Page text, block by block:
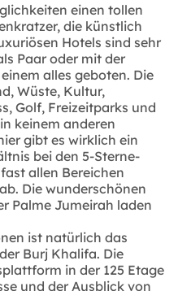
einen tollen
die künstlich
Hotels sind sehr
Paar oder mit der
alles geboten. Die
Wüste, Kultur,
Golf, Freizeitparks und
keinem anderen
gibt es wirklich ein
bei den 5-Sterne-
allen Bereichen
Die wunderschönen
Palme Jumeirah laden
ist natürlich das
Burj Khalifa. Die
in der 125 Etage
und der Ausblick von